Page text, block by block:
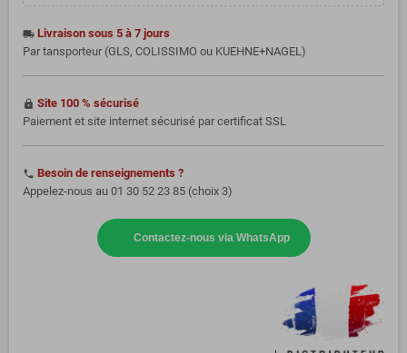
local_shipping Livraison sous 5 à 7 jours
Par tansporteur (GLS, COLISSIMO ou KUEHNE+NAGEL)
https Site 100 % sécurisé
Paiement et site internet sécurisé par certificat SSL
phone Besoin de renseignements ?
Appelez-nous au 01 30 52 23 85 (choix 3)
Contactez-nous via WhatsApp